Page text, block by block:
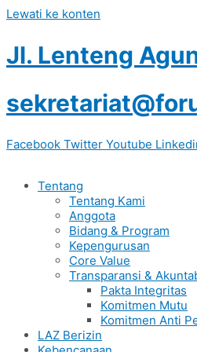
Lewati ke konten
Jl. Lenteng
Facebook Twitter Youtube
Tentang
Tentang Kami
Anggota
Bidang & Program
Kepengurusan
Core Value
Transparansi &
Pakta Integritas
Komitmen Mutu
Komitmen Anti
LAZ Berizin